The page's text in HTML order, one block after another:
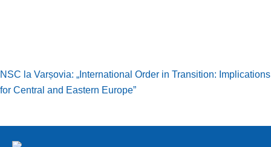
NSC la Varșovia: „International Order in Transition: Implications
for Central and Eastern Europe”